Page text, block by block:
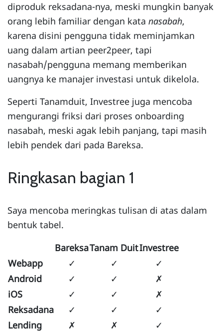
diproduk reksadana-nya, meski mungkin banyak
orang lebih familiar dengan kata nasabah,
karena disini pengguna tidak meminjamkan
uang dalam artian peer2peer, tapi
nasabah/pengguna memang memberikan
uangnya ke manajer investasi untuk dikelola.
Seperti Tanamduit, Investree juga mencoba
mengurangi friksi dari proses onboarding
nasabah, meski agak lebih panjang, tapi masih
lebih pendek dari pada Bareksa.
Ringkasan bagian 1
Saya mencoba meringkas tulisan di atas dalam
bentuk tabel.
BareksaTanam DuitInvestree
Webapp
✓ ✓
✓
Android
✓ ✓
✗
iOS
✓ ✓
✗
Reksadana
✓ ✓
✓
Lending
✗ ✗
✓